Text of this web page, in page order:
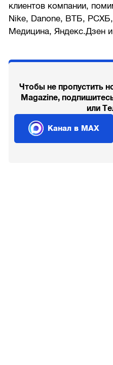
клиентов компании,
Nike, Danone, ВТБ,
Медицина, Яндекс.Дзен
Чтобы не пропустить
Magazine,
или
Канал в MAX